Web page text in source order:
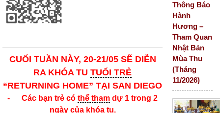
CUỐI TUẦN NÀY, 20-21/05 SẼ DIỄN
RA KHÓA TU TUỔI TRẺ
“RETURNING HOME” TẠI SAN DIEGO
- Các bạn trẻ có thể tham dự 1 trong 2
ngày của khóa tu.
Thông Báo
Hành
Hương –
Tham Quan
Nhật Bản
Mùa Thu
(Tháng
11/2026)